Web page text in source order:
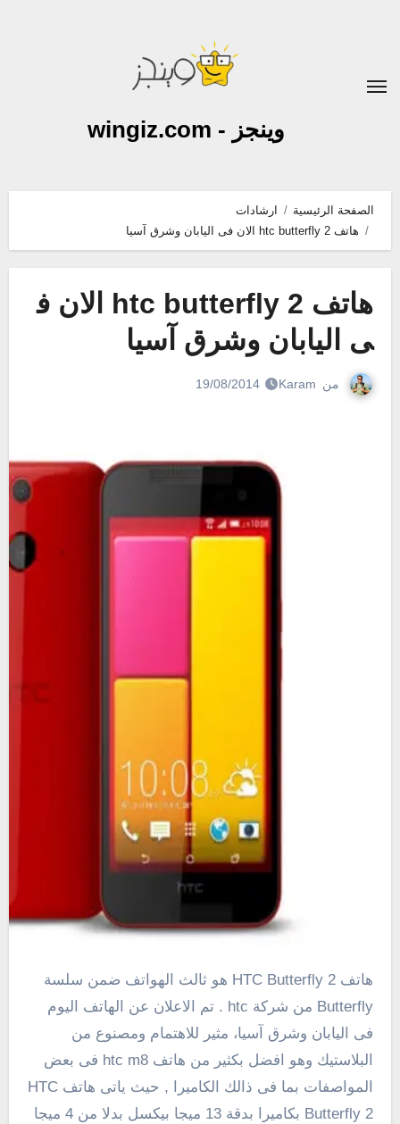
وينجز - wingiz.com
الصفحة الرئيسية
ارشادات
هاتف htc butterfly 2 الان فى اليابان وشرق آسيا
هاتف htc butterfly 2 الان ف
ى اليابان وشرق آسيا
من Karam
19/08/2014
هاتف HTC Butterfly 2 هو ثالث الهواتف ضمن سلسة
Butterfly من شركة htc . تم الاعلان عن الهاتف اليوم
فى اليابان وشرق آسيا، مثير للاهتمام ومصنوع من
البلاستيك وهو افضل بكثير من هاتف htc m8 فى بعض
المواصفات بما فى ذالك الكاميرا , حيث ياتى هاتف HTC
Butterfly 2 بكاميرا بدقة 13 ميجا بيكسل بدلا من 4 ميجا